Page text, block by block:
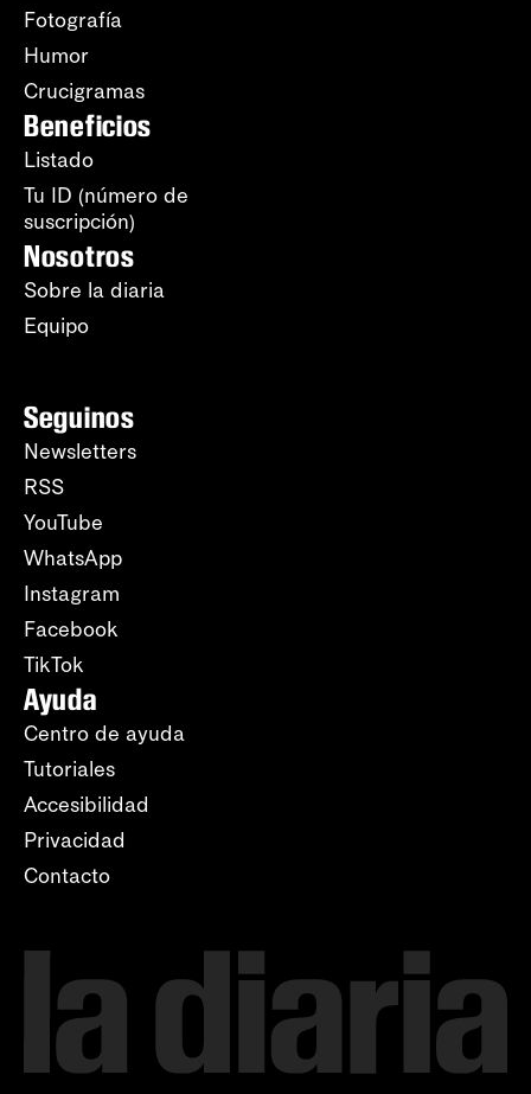
Fotografía
Humor
Crucigramas
Beneficios
Listado
Tu ID (número de
suscripción)
Nosotros
Sobre la diaria
Equipo
Seguinos
Newsletters
RSS
YouTube
WhatsApp
Instagram
Facebook
TikTok
Ayuda
Centro de ayuda
Tutoriales
Accesibilidad
Privacidad
Contacto